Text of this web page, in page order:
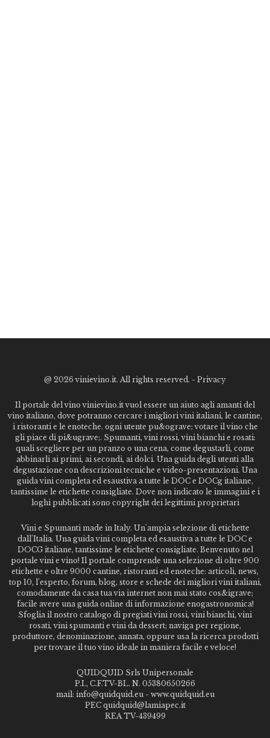
@ 2026 vinievino.it. All rights reserved. - Privacy
Il portale del vino vinievino.it vuol essere un aiuto agli amanti del
vino italiano, dove potranno cercare i migliori vini italiani, le cantine,
i ristoranti e le enoteche. ogni utente pu&ograve; votare il vino che
gli piace di pi&ugrave;. Spumanti, vini rossi, vini bianchi e rosati:
quali scegliere per un pranzo o una cena, come degustarli, come
abbinarli ai primi, ai secondi, ai dolci. Una guida degli utenti alla
degustazione con descrizioni tecniche e video-presentazioni. Una
guida vini completa ed esaustiva a tutte le DOC e DOCg italiane,
tantissime le etichette consigliate. Dove non indicato le immagini e i
loghi pubblicati sono copyright dei legittimi proprietari
Vini e Spumanti made in Italy. Un'ampia selezione di etichette
dall'Italia. Una guida vini completa ed esaustiva a tutte le DOC e
DOCG italiane, tantissime le etichette consigliate. Benvenuto nel
portale vini e vino! Il portale comprende una selezione di oltre 900
etichette e oltre 9000 cantine, ristoranti ed enoteche: articoli, news,
top 10, l'esperto, forum, blog, store e schede dei migliori vini italiani,
comodamente da casa tua via internet non mai stato cos&igrave;
facile avere una guida online di informazione enogastronomica!
Sfoglia il nostro catalogo di pregiati vini rossi, vini bianchi, vini
rosati, vini spumanti e vini da dessert; naviga per regione,
produttore, denominazione, annata, oppure usa la ricerca prodotti
per trovare il tuo vino ideale in maniera facile e veloce!
QUIDQUID Srls Unipersonale
P.I., C.F.TV-BL. N. 05380650266
mail: info@quidquid.eu - www.quidquid.eu
PEC quidquid@lamiapec.it
REA TV-439499